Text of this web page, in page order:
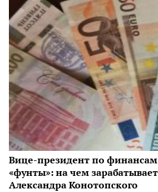
Вице-президент по финансам
«фунты»: на чем
Александра Конотопского